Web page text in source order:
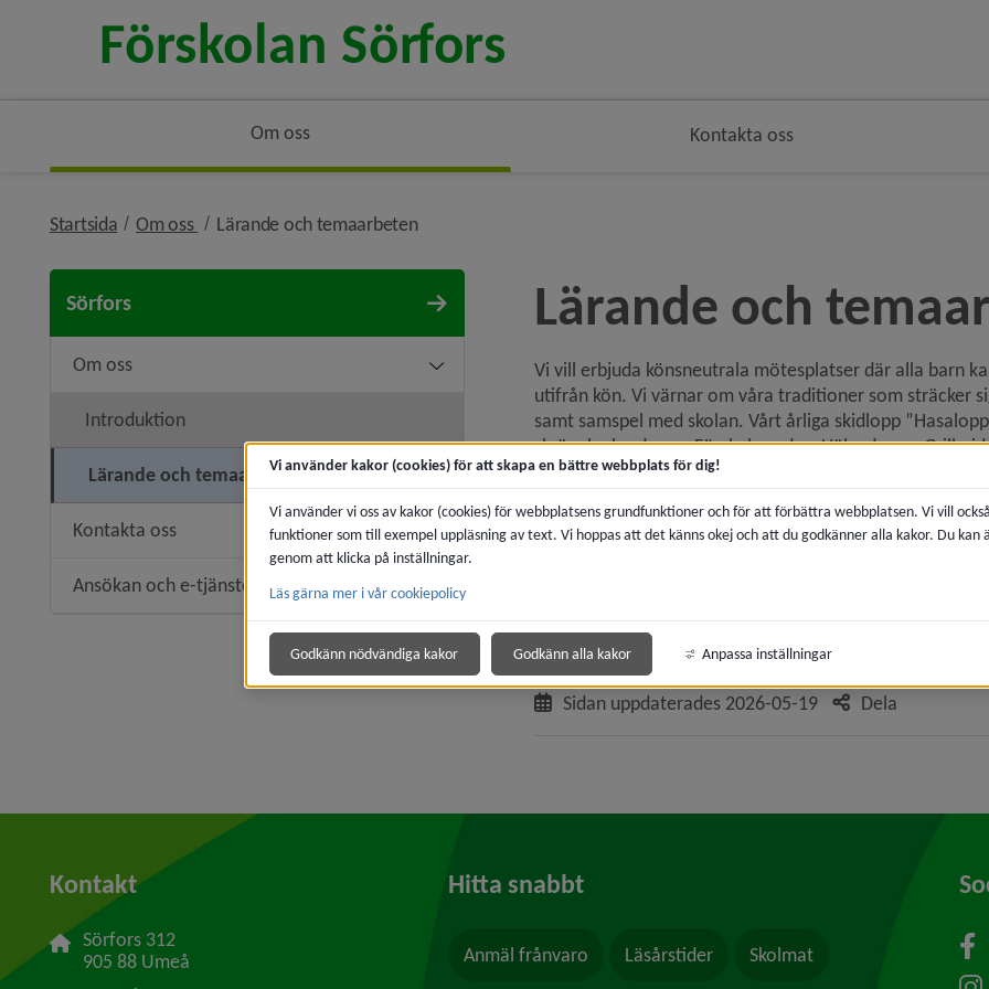
Om oss Kontakta oss
Startsida Om oss nivå i brödsmulenavigeringen
Lärande och temaarbetennivå i brödsmulenavigeringen
Sörfors
Om oss Undermeny för Om oss
Introduktion
Lärande och temaarbeten
Kontakta oss
Ansökan och e-tjänster
Lärande och
Vi vill erbjuda könsneutrala mötesplatser där alla barn
utifrån kön. Vi värnar om våra traditioner som sträcker
samt samspel med skolan. Vårt årliga skidlopp
skräpplockardagen, Förskolans dag, Hälsodagen,
Vi ser den pedagogiska dokumentationen som ett bra
förståelse och få insyn i barnens värld.
Vi använder oss utav grupparbeten i vår verksamhet.
gruppkonstellationer för att integrera med varandra
grupparbeten som bestäms utefter vad barnen är
Sidan uppdaterades 2026-05-19 Dela
Kontakt
Sörfors 312
905 88 Umeå
Hitta snabbt
Anmäl frånvaro Läsårstider Skolmat
Vi använder kakor (cookies) för att skapa en bättre webbplats för dig!
Vi använder vi oss av kakor (cookies) för webbplatsens grundfunktioner och för att förbättra webbplatsen. Vi vill
funktioner som till exempel uppläsning av text. Vi hoppas att det känns okej och att du godkänner alla kakor. Du kan
genom att klicka på inställningar.
Läs gärna mer i vår cookiepolicy
Godkänn nödvändiga kakor Godkänn alla kakor Anpassa inställningar